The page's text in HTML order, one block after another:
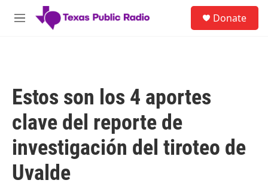
Skip to main content
M
Donate
Estos son los 4 aportes
clave del reporte de
investigación del tiroteo de
Uvalde